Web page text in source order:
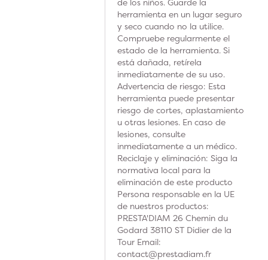
herramienta en un lugar seguro
y seco cuando no la utilice.
Compruebe regularmente el
estado de la herramienta. Si
está dañada, retírela
inmediatamente de su uso.
Advertencia de riesgo: Esta
herramienta puede presentar
riesgo de cortes, aplastamiento
u otras lesiones. En caso de
lesiones, consulte
inmediatamente a un médico.
Reciclaje y eliminación: Siga la
normativa local para la
eliminación de este producto
Persona responsable en la UE
de nuestros productos:
PRESTA'DIAM 26 Chemin du
Godard 38110 ST Didier de la
Tour Email:
contact@prestadiam.fr